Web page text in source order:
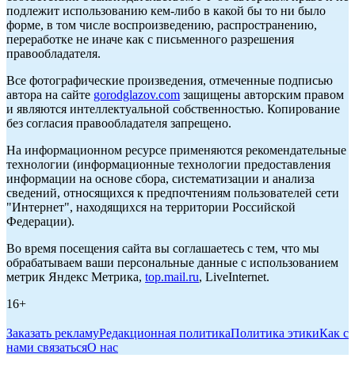
подлежит использованию кем-либо в какой бы то ни было
форме, в том числе воспроизведению, распространению,
переработке не иначе как с письменного разрешения
правообладателя.
Все фотографические произведения, отмеченные подписью
автора на сайте gorodglazov.com защищены авторским правом
и являются интеллектуальной собственностью. Копирование
без согласия правообладателя запрещено.
На информационном ресурсе применяются рекомендательные
технологии (информационные технологии предоставления
информации на основе сбора, систематизации и анализа
сведений, относящихся к предпочтениям пользователей сети
"Интернет", находящихся на территории Российской
Федерации).
Во время посещения сайта вы соглашаетесь с тем, что мы
обрабатываем ваши персональные данные с использованием
метрик Яндекс Метрика, top.mail.ru, LiveInternet.
16+
Заказать рекламуРедакционная политикаПолитика этикиКак с
нами связатьсяО нас